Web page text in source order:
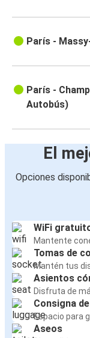
París -
París -
Autobús)
El
Opciones
WiFi
Mantente
Tomas de
Mantén tus
Asientos
Disfruta de
Consigna
Espacio para
Aseos